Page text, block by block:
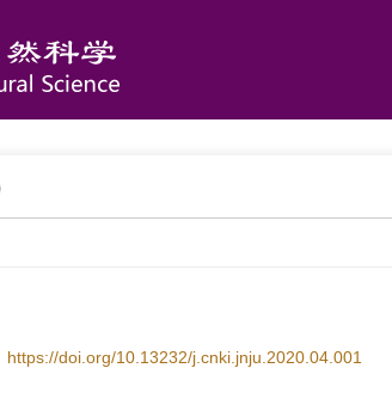
https://doi.org/10.13232/j.cnki.jnju.2020.04.001